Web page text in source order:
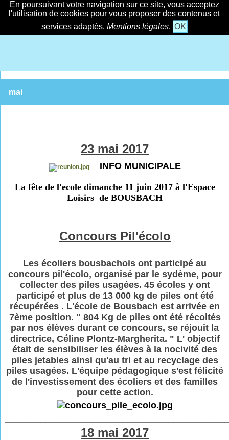
En poursuivant votre navigation sur ce site, vous acceptez
l'utilisation de cookies pour vous proposer des contenus et
services adaptés. Mentions légales. OK
mai
23 mai 2017
INFO MUNICIPALE
La fête de l'ecole dimanche 11 juin 2017 à l'Espace
Loisirs de BOUSBACH
Concours Pil'écolo
Les écoliers bousbachois ont participé au
concours pil'écolo, organisé par le sydème, pour
collecter des piles usagées. 45 écoles y ont
participé et plus de 13 000 kg de piles ont été
récupérées . L'école de Bousbach est arrivée en
7ème position. " 804 Kg de piles ont été récoltés
par nos élèves durant ce concours, se réjouit la
directrice, Céline Plontz-Margherita. " L' objectif
était de sensibiliser les élèves à la nocivité des
piles jetables ainsi qu'au tri et au recyclage des
piles usagées. L'équipe pédagogique s'est félicité
de l'investissement des écoliers et des familles
pour cette action.
18 mai 2017